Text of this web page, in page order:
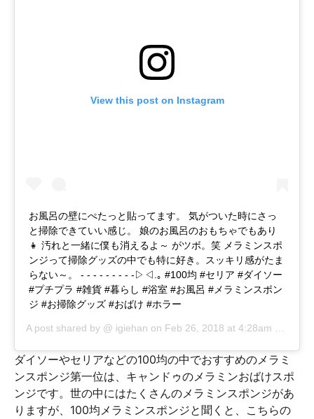
View this post on Instagram
お風呂の壁にぺたっと貼ってます。 気がついた時にさっ
と掃除できていい感じ。 娘のお風呂のおもちゃでもあり
👧 汚れと一緒に僕も消えるよ～ がツボ。笑 メラミンスポ
ンジって掃除グッズの中でも特に好き。スッキリ感がたま
らない～。 - - - - - - - - -▷◁.｡ #100均 #セリア #ダイソー
#プチプラ #雑貨 #暮らし #浴室 #お風呂 #メラミンスポン
ジ #お掃除グッズ #おばけ #ホラー
A post shared by @ igiehan on Feb 26, 2018 at 4:28am PST
ダイソーやセリアなどの100均の中でおすすめのメラミ
ンスポンジ第一位は、キャンドゥのメラミンおばけスポ
ンジです。世の中にはたくさんのメラミンスポンジがあ
りますが、100均メラミンスポンジと聞くと、こちらの